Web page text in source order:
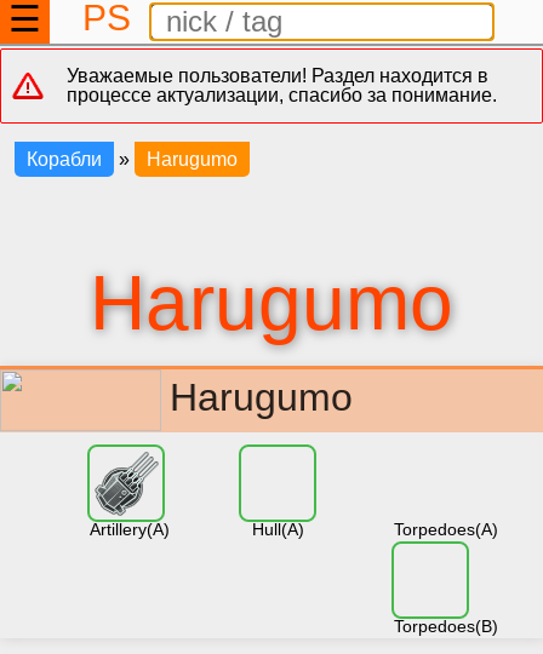
☰ PS
Уважаемые пользователи! Раздел находится в
процессе актуализации, спасибо за понимание.
Корабли » Harugumo
Harugumo
Harugumo
Artillery(A) Hull(A) Torpedoes(A)
Torpedoes(B)